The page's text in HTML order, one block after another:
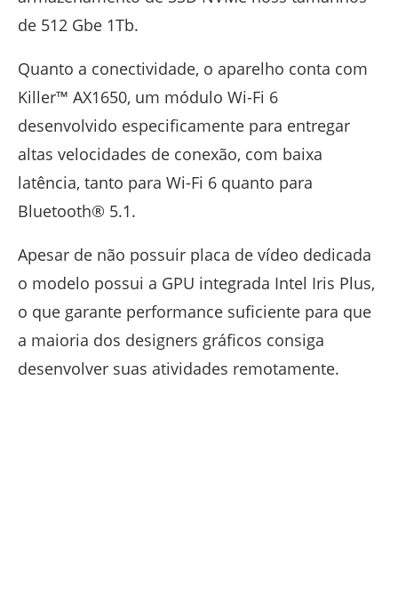
de 512 Gbe 1Tb.
Quanto a conectividade, o aparelho conta com
Killer™ AX1650, um módulo Wi-Fi 6
desenvolvido especificamente para entregar
altas velocidades de conexão, com baixa
latência, tanto para Wi-Fi 6 quanto para
Bluetooth® 5.1.
Apesar de não possuir placa de vídeo dedicada
o modelo possui a GPU integrada Intel Iris Plus,
o que garante performance suficiente para que
a maioria dos designers gráficos consiga
desenvolver suas atividades remotamente.